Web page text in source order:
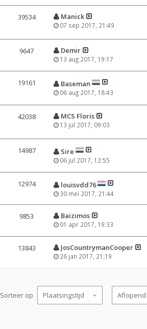
39534 Manick
07 sep 2017, 21:49
9647 Demir
13 aug 2017, 19:17
19161 Baseman
06 aug 2017, 18:43
42038 MCS Floris
13 jul 2017, 09:03
14987 Sire
06 jul 2017, 12:55
12974 louisvdd76
30 mei 2017, 21:44
9853 Baizimos
01 apr 2017, 19:33
13843 JosCountrymanCooper
26 jan 2017, 21:19
Sorteer op